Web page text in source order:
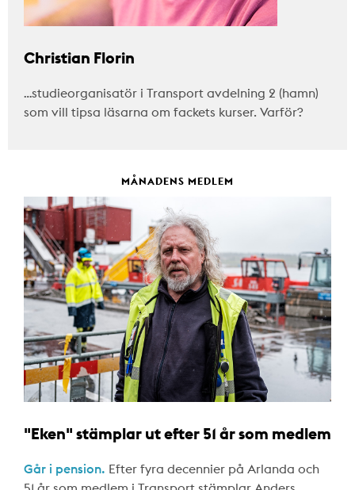
Christian Florin
…studieorganisatör i Transport avdelning 2 (hamn)
som vill tipsa läsarna om fackets kurser. Varför?
MÅNADENS MEDLEM
"Eken" stämplar ut efter 51 år som medlem
Går i pension. Efter fyra decennier på Arlanda och